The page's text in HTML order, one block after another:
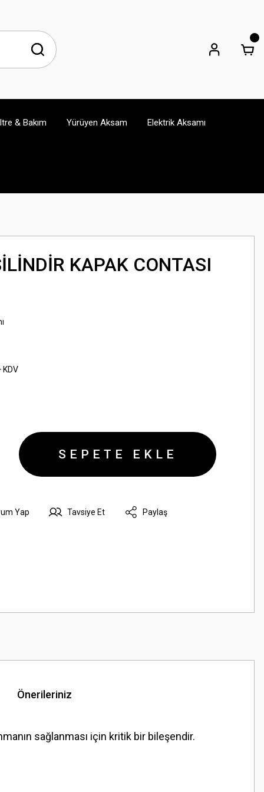
& Bakım Yürüyen Aksam Elektrik Aksamı
KAPAK CONTASI
KDV
SEPETE EKLE
Yap Tavsiye Et Paylaş
Önerileriniz
sağlanması için kritik bir bileşendir.